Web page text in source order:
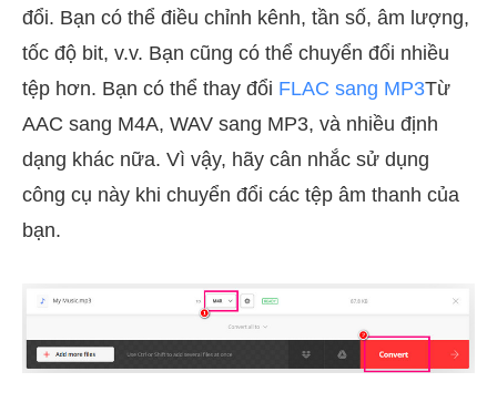
đổi. Bạn có thể điều chỉnh kênh, tần số, âm lượng,
tốc độ bit, v.v. Bạn cũng có thể chuyển đổi nhiều
tệp hơn. Bạn có thể thay đổi FLAC sang MP3Từ
AAC sang M4A, WAV sang MP3, và nhiều định
dạng khác nữa. Vì vậy, hãy cân nhắc sử dụng
công cụ này khi chuyển đổi các tệp âm thanh của
bạn.